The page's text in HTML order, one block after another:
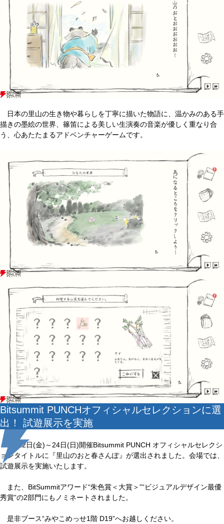
日本の里山の生き物や暮らしを丁寧に描いた物語に、温かみのある手
描きの墨絵の世界、篠笛による美しい生演奏の音楽が優しく重なり合
う、心あたたまるアドベンチャーゲームです。
Bitsummit PUNCHオフィシャルセレクションに選
出！ 試遊展示を実施
5月22日(金)～24日(日)開催Bitsummit PUNCH オフィシャルセレクシ
ョンタイトルに『里山のおと春さんぽ』が選出されました。会場では、
試遊展示を実施いたします。
また、BitSummitアワード“朱色賞＜大賞＞”“ビジュアルデザイン最優
秀賞”の2部門にもノミネートされました。
是非ブース“みやこめっせ1階 D19”へお越しください。